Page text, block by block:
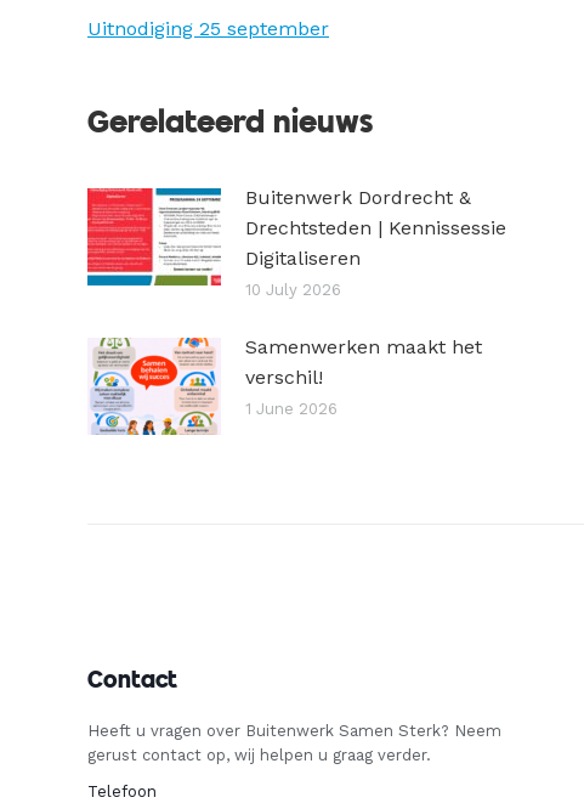
Uitnodiging 25 september
Gerelateerd nieuws
Buitenwerk Dordrecht &
Drechtsteden | Kennissessie
Digitaliseren
10 July 2026
Samenwerken maakt het
verschil!
1 June 2026
Contact
Heeft u vragen over Buitenwerk Samen Sterk? Neem
gerust contact op, wij helpen u graag verder.
Telefoon